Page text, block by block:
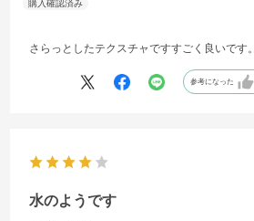
さらっとしたテクスチャですすごく良いです。
参考になった
水のようです